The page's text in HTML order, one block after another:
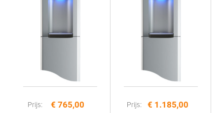
Prijs: € 765,00 Prijs: € 1.185,00